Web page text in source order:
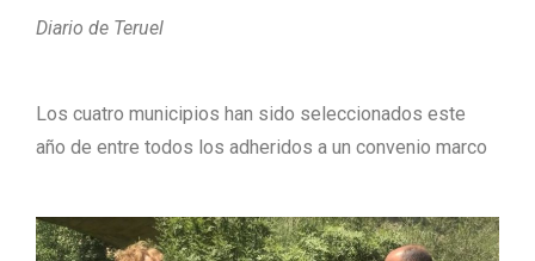
Diario de Teruel
Los cuatro municipios han sido seleccionados este
año de entre todos los adheridos a un convenio marco